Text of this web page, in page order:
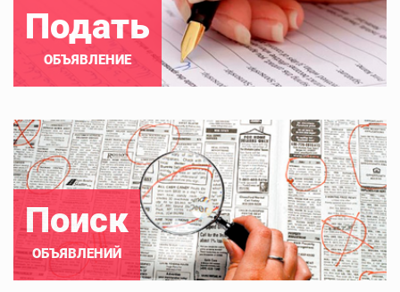
Подать
ОБЪЯВЛЕНИЕ
Поиск
ОБЪЯВЛЕНИЙ